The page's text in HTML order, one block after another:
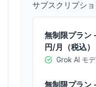
サブスクリプシ
無制限プラン
円/月（税込）
Grok AI モ
無制限プラン